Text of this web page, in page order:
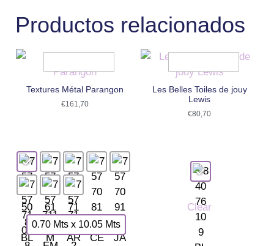
Productos relacionados
Textures Métal Parangon
€161,70
0.70 Mts x 10.05 Mts
Les Belles Toiles de jouy
Lewis
€80,70
Clear